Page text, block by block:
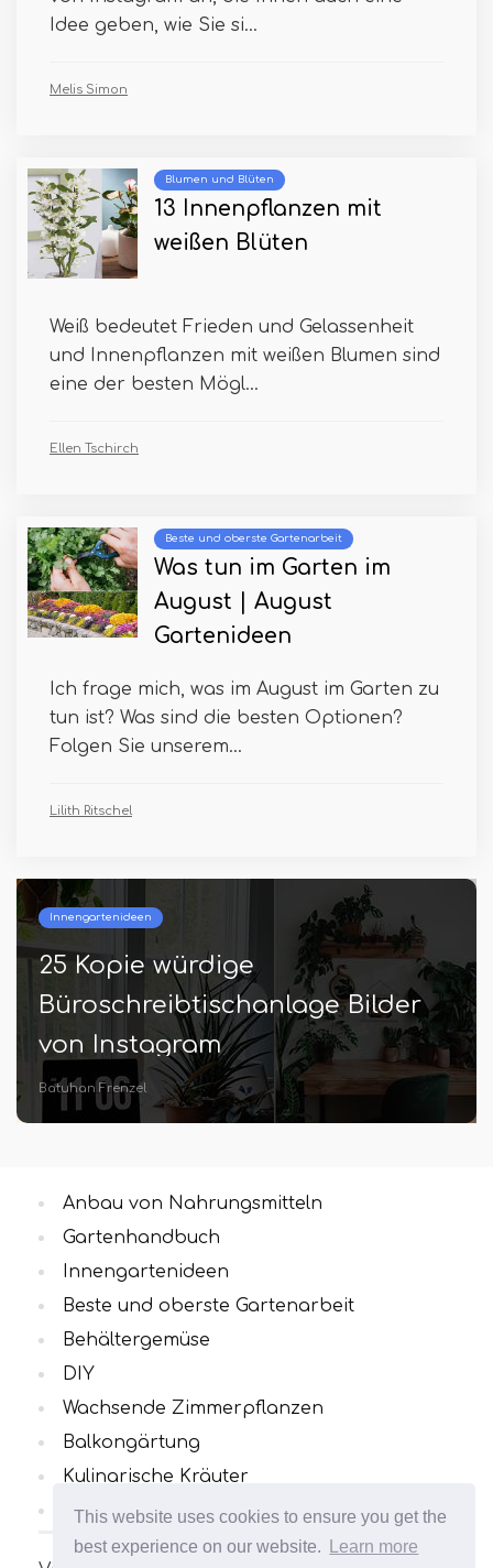
This website uses cookies to ensure you get the
best experience on our website.
Learn more
Idee geben, wie Sie si...
Melis Simon
Blumen und Blüten
13 Innenpflanzen mit
weißen Blüten
Weiß bedeutet Frieden und Gelassenheit
und Innenpflanzen mit weißen Blumen sind
eine der besten Mögl...
Ellen Tschirch
Beste und oberste Gartenarbeit
Was tun im Garten im
August | August
Gartenideen
Ich frage mich, was im August im Garten zu
tun ist? Was sind die besten Optionen?
Folgen Sie unserem...
Lilith Ritschel
Innengartenideen
25 Kopie würdige
Büroschreibtischanlage Bilder
von Instagram
Batuhan Frenzel
Anbau von Nahrungsmitteln
Gartenhandbuch
Innengartenideen
Beste und oberste Gartenarbeit
Behältergemüse
DIY
Wachsende Zimmerpflanzen
Balkongärtung
Kulinarische Kräuter
Alle Kategorien